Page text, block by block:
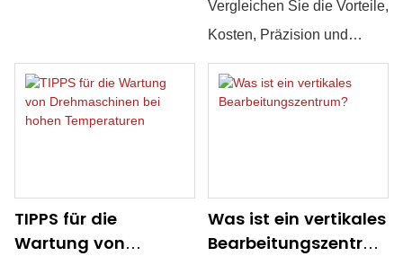
Welche ist besser?
Vergleichen Sie die Vorteile,
Kosten, Präzision und
Anwendungsbereiche von
manuellen Fräsmaschinen
die Serienproduktion
TIPPS für die
Wartung von
Was ist ein vertikales
Bearbeitungszentru